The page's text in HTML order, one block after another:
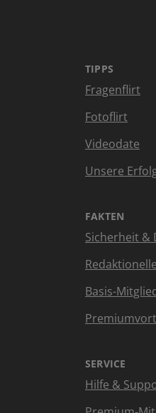
TIPPS
Fragenflirt
Fotoflirt
Videodate
Unsere
FAKTEN
Sicherheit &
Basis-
SERVICE
Hilfe &